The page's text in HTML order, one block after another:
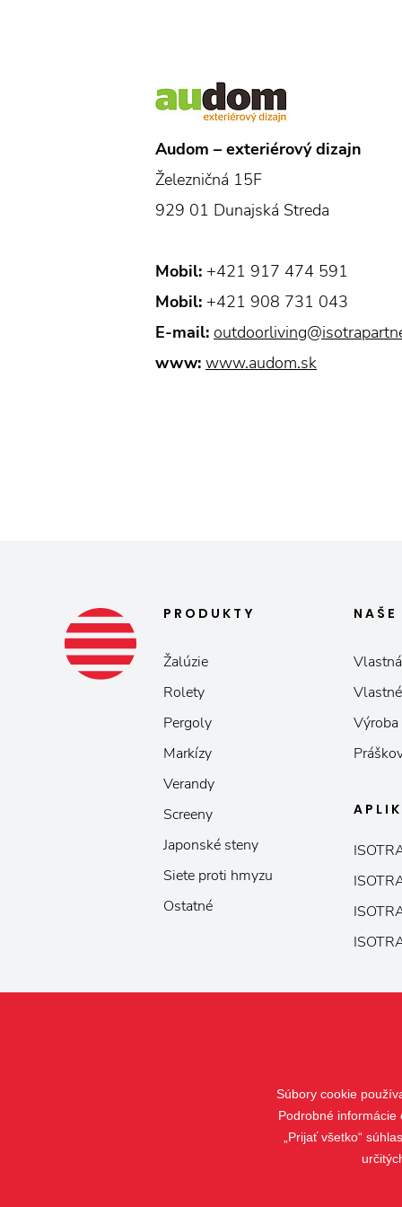
Audom – exteriérový dizajn
Železničná 15F
929 01 Dunajská Streda
Mobil: +421 917 474 591
Mobil: +421 908 731 043
E-mail:
www: www.audom.sk
PRODUKTY
Žalúzie
Rolety
Pergoly
Markízy
Verandy
Screeny
Japonské steny
Siete proti hmyzu
Ostatné
NAŠE
Súbory cookie
Podrobné
„Prijať všetko“